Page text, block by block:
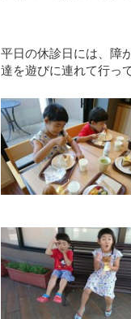
平日の休診日には、障
達を遊びに連れて行っ